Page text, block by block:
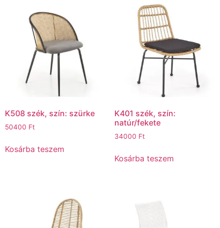
K508 szék, szín: szürke
50400 Ft
Kosárba teszem
K401 szék, szín:
natúr/fekete
34000 Ft
Kosárba teszem